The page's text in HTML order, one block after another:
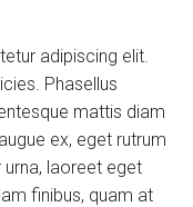
adipiscing elit.
Phasellus
mattis diam
ex, eget rutrum
urna, laoreet eget
finibus, quam at